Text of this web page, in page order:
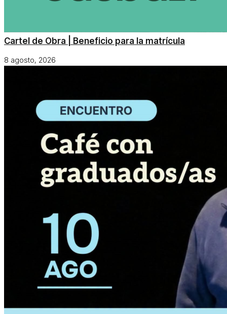
Cartel de Obra | Beneficio para la matrícula
8 agosto, 2026